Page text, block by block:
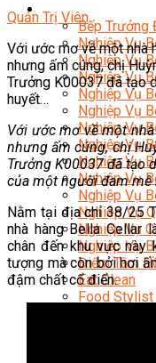
Đầu Bếp
Bếp Trưởng
Nghiệp Vụ
Nghiệp Vụ
Nghiệp Vụ
Nghiệp Vụ
Nghiệp Vụ
Nghiệp Vụ
Nghiệp Vụ
Nghiệp Vụ
Nghiệp Vụ
Nghiệp Vụ
Nghiệp Vụ
Nghiệp Vụ
Nghiệp Vụ
Điểm Tâm
Eat Clean
Food Stylist
Quản Trị Viên
Với ước mơ về một nhà
nhưng ấm cúng, chị
Trưởng K00037 đã tạo
huyết…
Với ước mơ về một
nhưng ấm cúng, chị
Trưởng K00037 đã tạo
của một người đam mê
Nằm tại địa chỉ 38/25
nhà hàng Bella Cellar
chân đến khu vực này
tượng mà còn bởi hơi
đậm chất cổ điển.